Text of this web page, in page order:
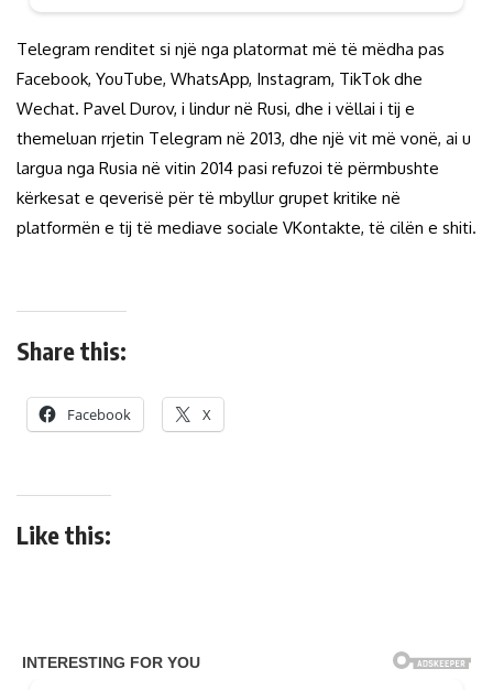
Telegram renditet si një nga platormat më të mëdha pas
Facebook, YouTube, WhatsApp, Instagram, TikTok dhe
Wechat. Pavel Durov, i lindur në Rusi, dhe i vëllai i tij e
themeluan rrjetin Telegram në 2013, dhe një vit më vonë, ai u
largua nga Rusia në vitin 2014 pasi refuzoi të përmbushte
kërkesat e qeverisë për të mbyllur grupet kritike në
platformën e tij të mediave sociale VKontakte, të cilën e shiti.
Share this:
Facebook X
Like this: